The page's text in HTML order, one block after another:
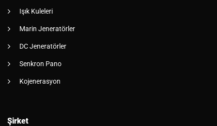
Işık Kuleleri
Marin Jeneratörler
DC Jeneratörler
Senkron Pano
Kojenerasyon
Şirket